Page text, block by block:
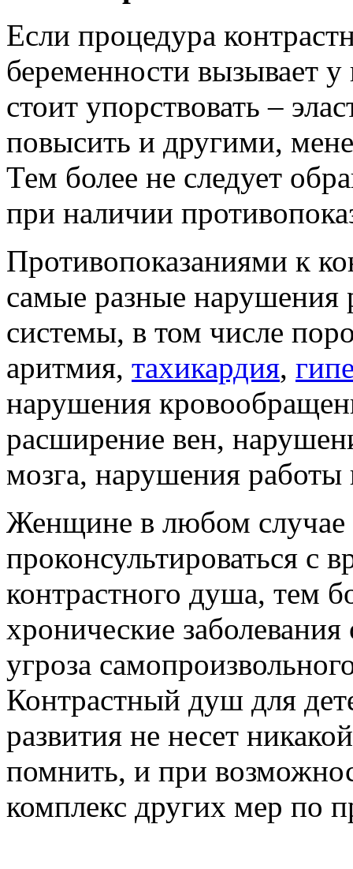
Если процедура
беременности вызывает
стоит упорствовать –
повысить и другими,
Тем более не следует
при наличии
Противопоказаниями к
самые разные нарушения
системы, в том числе
аритмия, тахикардия,
нарушения
расширение вен,
мозга, нарушения
Женщине в любом случае
проконсультироваться с
контрастного душа, тем
хронические
угроза
Контрастный душ для
развития не несет
помнить, и при
комплекс других мер по